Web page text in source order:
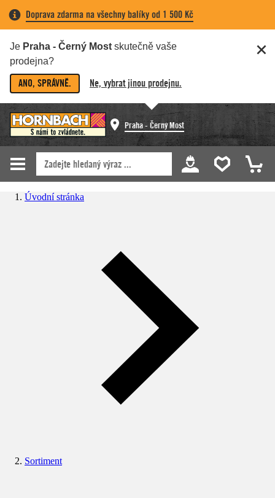
Doprava zdarma na všechny balíky od 1 500 Kč
Je Praha - Černý Most skutečně vaše
prodejna?
ANO, SPRÁVNĚ. Ne, vybrat jinou prodejnu.
Praha - Černý Most
Úvodní stránka
Sortiment